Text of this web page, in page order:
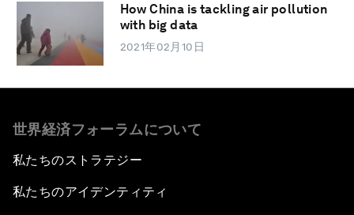
How China is tackling air pollution
with big data
2021年02月10日
世界経済フォーラムについて
私たちのストラテジー
私たちのアイデンティティ